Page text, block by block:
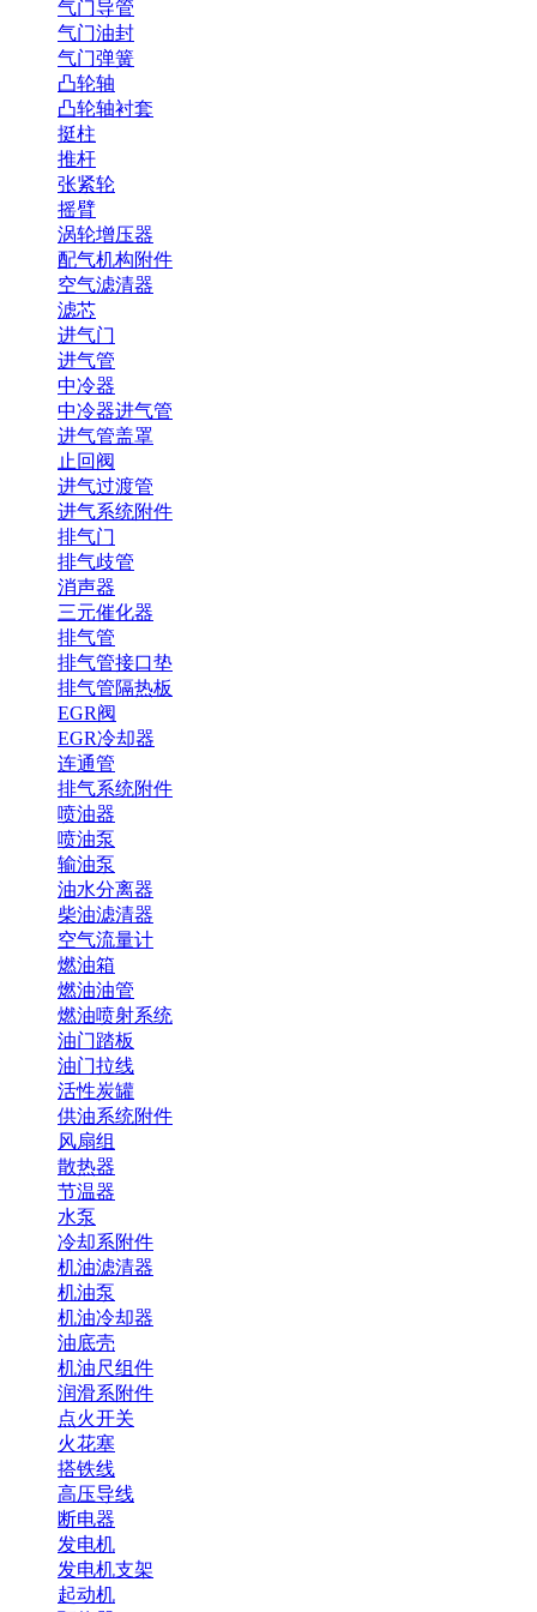
气门导管
气门油封
气门弹簧
凸轮轴
凸轮轴衬套
挺柱
推杆
张紧轮
摇臂
涡轮增压器
配气机构附件
空气滤清器
滤芯
进气门
进气管
中冷器
中冷器进气管
进气管盖罩
止回阀
进气过渡管
进气系统附件
排气门
排气歧管
消声器
三元催化器
排气管
排气管接口垫
排气管隔热板
EGR阀
EGR冷却器
连通管
排气系统附件
喷油器
喷油泵
输油泵
油水分离器
柴油滤清器
空气流量计
燃油箱
燃油油管
燃油喷射系统
油门踏板
油门拉线
活性炭罐
供油系统附件
风扇组
散热器
节温器
水泵
冷却系附件
机油滤清器
机油泵
机油冷却器
油底壳
机油尺组件
润滑系附件
点火开关
火花塞
搭铁线
高压导线
断电器
发电机
发电机支架
起动机